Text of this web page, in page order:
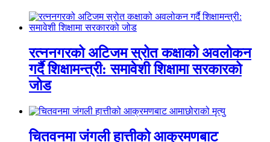
रत्ननगरको अटिजम स्रोत कक्षाको अवलोकन
गर्दै शिक्षामन्त्री: समावेशी शिक्षामा सरकारको
जोड
चितवनमा जंगली हात्तीको आक्रमणबाट